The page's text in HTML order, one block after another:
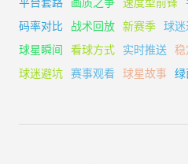
平台套路
画质之争 速度型前锋
码率对比
战术回放 新赛季 球迷
球星瞬间
看球方式 实时推送 稳
球迷避坑
赛事观看 球星故事 绿